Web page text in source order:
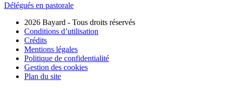
Délégués en pastorale
2026 Bayard - Tous droits réservés
Conditions d’utilisation
Crédits
Mentions légales
Politique de confidentialité
Gestion des cookies
Plan du site